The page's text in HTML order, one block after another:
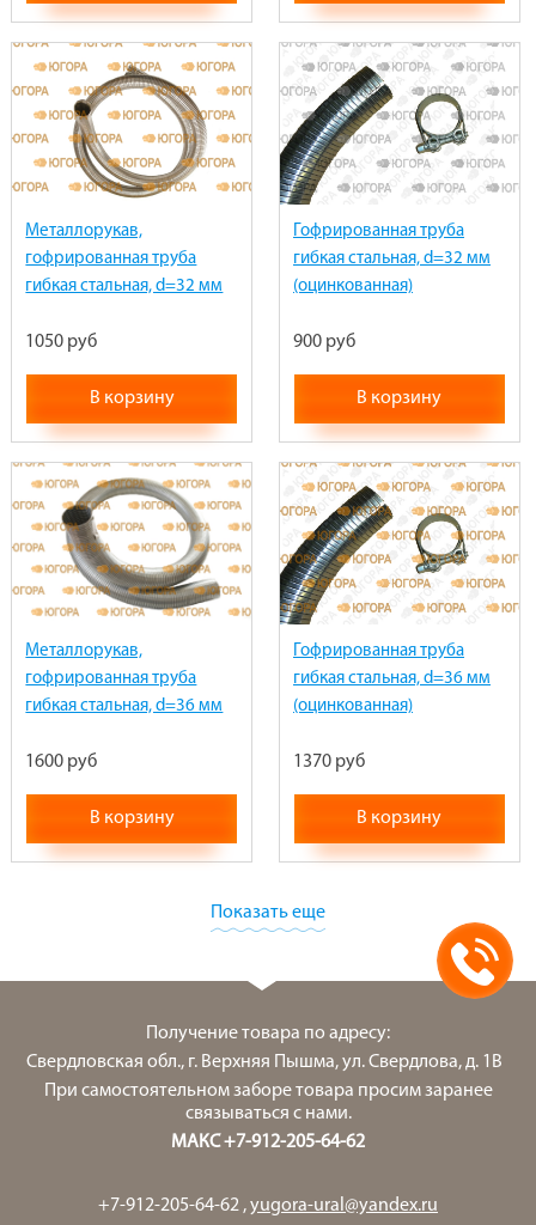
Металлорукав,
гофрированная труба
гибкая стальная, d=32 мм
1050 руб
В корзину
Гофрированная труба
гибкая стальная, d=32 мм
(оцинкованная)
900 руб
В корзину
Металлорукав,
гофрированная труба
гибкая стальная, d=36 мм
1600 руб
В корзину
Гофрированная труба
гибкая стальная, d=36 мм
(оцинкованная)
1370 руб
В корзину
Показать еще
Получение товара по адресу:
Свердловская обл., г. Верхняя Пышма, ул. Свердлова, д. 1В
При самостоятельном заборе товара просим заранее
связываться с нами.
МАКС +7-912-205-64-62
+7-912-205-64-62 ,yugora-ural@yandex.ru